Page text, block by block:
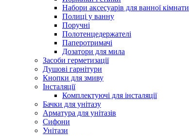
Набори аксесуарів для ванної кімнати
Полиці у ванну
Поручні
Полотенцедержателі
Паперотримачі
Дозатори для мила
Засоби герметизації
Душові гарнітури
Кнопки для змиву
Інсталяції
Комплектуючі для інсталяції
Бачки для унітазу
Арматура для унітазів
Сифони
Унітази